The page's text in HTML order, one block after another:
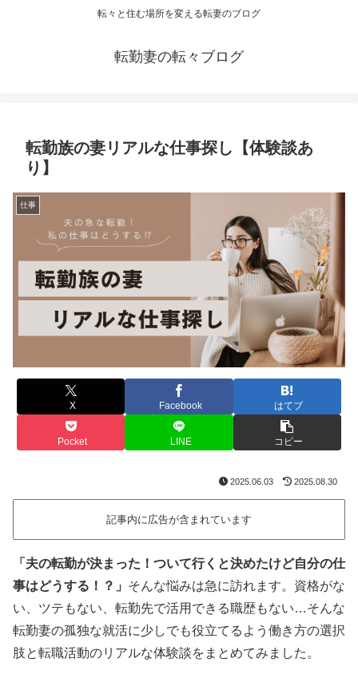
転々と住む場所を変える転妻のブログ
転勤妻の転々ブログ
転勤族の妻リアルな仕事探し【体験談あ
り】
仕事
X Facebook はてブ
Pocket LINE コピー
2025.06.03 2025.08.30
記事内に広告が含まれています
「夫の転勤が決まった！ついて行くと決めたけど自分の仕
事はどうする！？」 そんな悩みは急に訪れます。資格がな
い、ツテもない、転勤先で活用できる職歴もない…そんな
転勤妻の孤独な就活に少しでも役立てるよう働き方の選択
肢と転職活動のリアルな体験談をまとめてみました。